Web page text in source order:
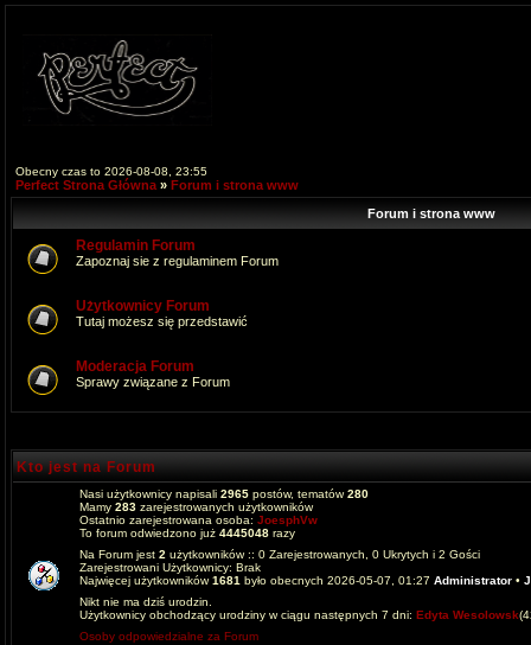
Obecny czas to 2026-08-08, 23:55
Perfect Strona Główna » Forum i strona www
Forum i strona www
Regulamin Forum
Zapoznaj sie z regulaminem Forum
Użytkownicy Forum
Tutaj możesz się przedstawić
Moderacja Forum
Sprawy związane z Forum
Kto jest na Forum
Nasi użytkownicy napisali 2965 postów, tematów280
Mamy 283 zarejestrowanych użytkowników
Ostatnio zarejestrowana osoba: JoesphVw
To forum odwiedzono już 4445048 razy
Na Forum jest 2 użytkowników :: 0 Zarejestrowanych, 0 Ukrytych i 2 Gości
Zarejestrowani Użytkownicy: Brak
Najwięcej użytkowników1681 było obecnych 2026-05-07, 01:27 Administrator •
Nikt nie ma dziś urodzin.
Użytkownicy obchodzący urodziny w ciągu następnych 7 dni: Edyta Wesolowsk
Osoby odpowiedzialne za Forum